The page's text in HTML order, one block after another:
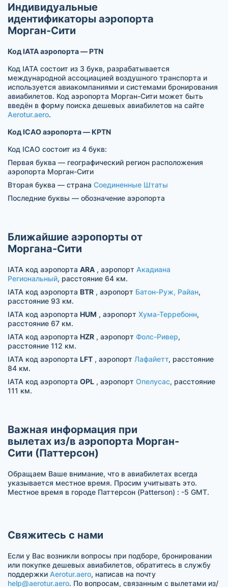
Индивидуальные
идентификаторы аэропорта
Морган-Сити
Код IATA аэропорта — PTN
Код IATA состоит из 3 букв, разрабатывается
международной ассоциацией воздушного транспорта и
используется авиакомпаниями и системами бронирования
авиабилетов. Код аэропорта Морган-Сити может быть
введён в форму поиска дешевых авиабилетов на сайте
Aerotur.aero.
Код ICAO аэропорта — KPTN
Код ICAO состоит из 4 букв:
Первая буква — географический регион расположения
аэропорта Морган-Сити
Вторая буква — страна Соединенные Штаты
Последние буквы — обозначение аэропорта
Ближайшие аэропорты от
Моргана-Сити
IATA код аэропорта ARA , аэропорт Акадиана
Региональный, расстояние 64 км.
IATA код аэропорта BTR , аэропорт Батон-Руж, Райан,
расстояние 93 км.
IATA код аэропорта HUM , аэропорт Хума-Терребонн,
расстояние 67 км.
IATA код аэропорта HZR , аэропорт Фолс-Ривер,
расстояние 112 км.
IATA код аэропорта LFT , аэропорт Лафайетт, расстояние
84 км.
IATA код аэропорта OPL , аэропорт Опелусас, расстояние
111 км.
Важная информация при
вылетах из/в аэропорта Морган-
Сити (Паттерсон)
Обращаем Ваше внимание, что в авиабилетах всегда
указывается местное время. Просим учитывать это.
Местное время в городе Паттерсон (Patterson) : -5 GMT.
Свяжитесь с нами
Если у Вас возникли вопросы при подборе, бронировании
или покупке дешевых авиабилетов, обратитесь в службу
поддержки Aerotur.aero, написав на почту
help@aerotur.aero. По вопросам, связанным с вылетами из/